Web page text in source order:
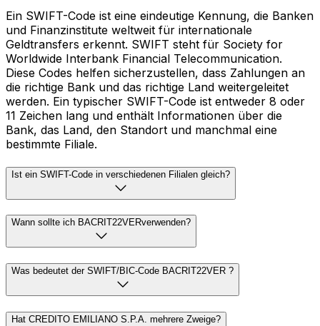
Ein SWIFT-Code ist eine eindeutige Kennung, die Banken
und Finanzinstitute weltweit für internationale
Geldtransfers erkennt. SWIFT steht für Society for
Worldwide Interbank Financial Telecommunication.
Diese Codes helfen sicherzustellen, dass Zahlungen an
die richtige Bank und das richtige Land weitergeleitet
werden. Ein typischer SWIFT-Code ist entweder 8 oder
11 Zeichen lang und enthält Informationen über die
Bank, das Land, den Standort und manchmal eine
bestimmte Filiale.
Ist ein SWIFT-Code in verschiedenen Filialen gleich?
Wann sollte ich BACRIT22VERverwenden?
Was bedeutet der SWIFT/BIC-Code BACRIT22VER ?
Hat CREDITO EMILIANO S.P.A. mehrere Zweige?